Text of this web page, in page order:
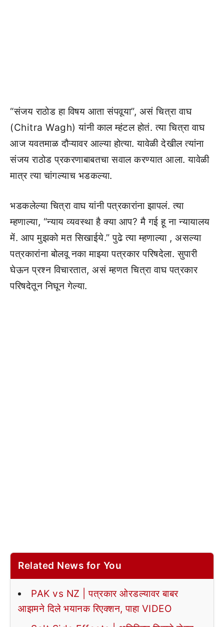
“संजय राठोड हा विषय आता संपवूया”, असं चित्रा वाघ
(Chitra Wagh) यांनी काल म्हंटल होतं. त्या चित्रा वाघ
आज यवतमाळ दौऱ्यावर आल्या होत्या. यावेळी देखील त्यांना
संजय राठोड प्रकरणाबाबतचा सवाल करण्यात आला. यावेळी
मात्र त्या चांगल्याच भडकल्या.
भडकलेल्या चित्रा वाघ यांनी पत्रकारांना झापलं. त्या
म्हणाल्या, “न्याय व्यवस्था है क्या आप? मै गई हू ना न्यायालय
में. आप मुझको मत सिखाईये.” पुढे त्या म्हणाल्या , असल्या
पत्रकारांना बोलवू नका माझ्या पत्रकार परिषदेला. सुपारी
घेऊन प्रश्न विचारतात, असं म्हणत चित्रा वाघ पत्रकार
परिषदेतून निघून गेल्या.
Related News for You
PAK vs NZ | पत्रकार ओरडल्यावर बाबर
आझमने दिले भयानक रिएक्शन, पाहा VIDEO